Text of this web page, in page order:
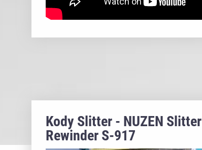
Kody Slitter - NUZEN Slitter
Rewinder S-917